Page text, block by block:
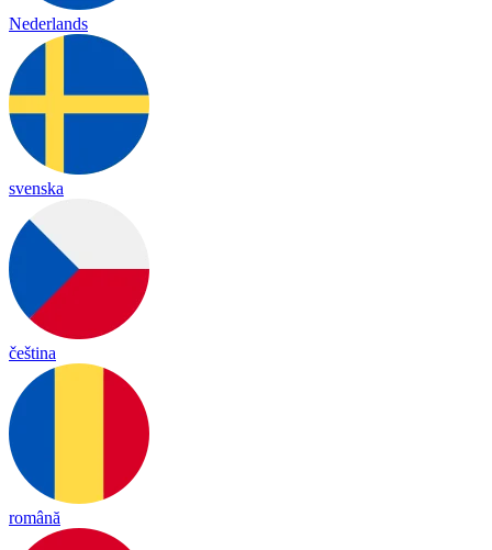
Nederlands
svenska
čeština
română